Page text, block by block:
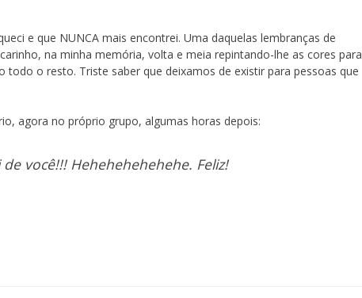
e que NUNCA mais encontrei. Uma daquelas lembranças de
na minha memória, volta e meia repintando-lhe as cores para
o resto. Triste saber que deixamos de existir para pessoas que
agora no próprio grupo, algumas horas depois:
você!!! Hehehehehehehe. Feliz!